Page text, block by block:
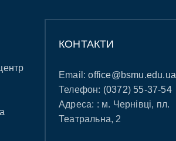
КОНТАКТИ
Email:office@bsmu.edu.ua
Телефон: (0372) 55-37-54
Адреса: : м. Чернівці, пл.
Театральна, 2